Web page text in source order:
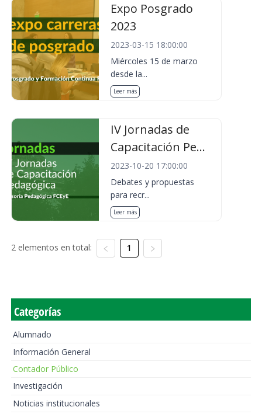
Expo Posgrado
2023
2023-03-15 18:00:00
Miércoles 15 de marzo
desde la...
Leer más
IV Jornadas de
Capacitación Pe...
2023-10-20 17:00:00
Debates y propuestas
para recr...
Leer más
2 elementos en total: 1
Categorías
Alumnado
Información General
Contador Público
Investigación
Noticias institucionales